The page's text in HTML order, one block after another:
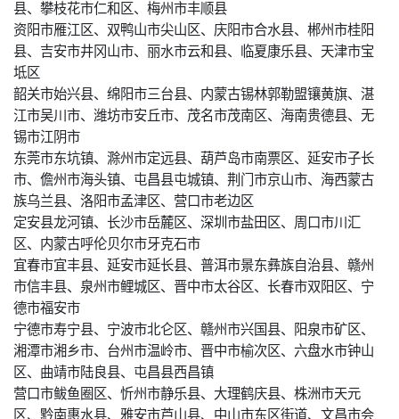
县、攀枝花市仁和区、梅州市丰顺县
资阳市雁江区、双鸭山市尖山区、庆阳市合水县、郴州市桂阳
县、吉安市井冈山市、丽水市云和县、临夏康乐县、天津市宝
坻区
韶关市始兴县、绵阳市三台县、内蒙古锡林郭勒盟镶黄旗、湛
江市吴川市、潍坊市安丘市、茂名市茂南区、海南贵德县、无
锡市江阴市
东莞市东坑镇、滁州市定远县、葫芦岛市南票区、延安市子长
市、儋州市海头镇、屯昌县屯城镇、荆门市京山市、海西蒙古
族乌兰县、洛阳市孟津区、营口市老边区
定安县龙河镇、长沙市岳麓区、深圳市盐田区、周口市川汇
区、内蒙古呼伦贝尔市牙克石市
宜春市宜丰县、延安市延长县、普洱市景东彝族自治县、赣州
市信丰县、泉州市鲤城区、晋中市太谷区、长春市双阳区、宁
德市福安市
宁德市寿宁县、宁波市北仑区、赣州市兴国县、阳泉市矿区、
湘潭市湘乡市、台州市温岭市、晋中市榆次区、六盘水市钟山
区、曲靖市陆良县、屯昌县西昌镇
营口市鲅鱼圈区、忻州市静乐县、大理鹤庆县、株洲市天元
区、黔南惠水县、雅安市芦山县、中山市东区街道、文昌市会